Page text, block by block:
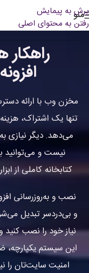
پرش به پیمایش
رفتن به محتوای اصلی
منو
مخزن وب با ارائه
تنها یک اشتراک،
می‌دهد. دیگر نیازی
نیست و می‌توانید
کتابخانه کاملی از
نصب و به‌روزرسانی
و بی‌دردسر تبدیل
نیاز خود را نصب کنید
این سیستم یکپارچه،
امنیت سایت‌تان را